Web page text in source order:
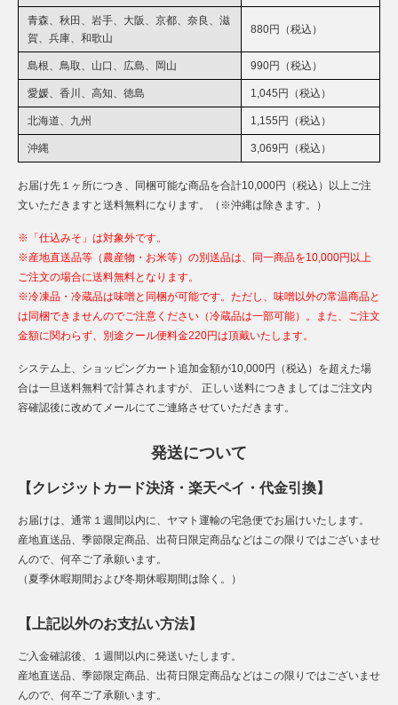
青森、秋田、岩手、大阪、京都、奈良、滋
賀、兵庫、和歌山
880円（税込）
島根、鳥取、山口、広島、岡山 990円（税込）
愛媛、香川、高知、徳島 1,045円（税込）
北海道、九州 1,155円（税込）
沖縄 3,069円（税込）
お届け先１ヶ所につき、同梱可能な商品を合計10,000円（税込）以上ご注
文いただきますと送料無料になります。（※沖縄は除きます。）
※「仕込みそ」は対象外です。
※産地直送品等（農産物・お米等）の別送品は、同一商品を10,000円以上
ご注文の場合に送料無料となります。
※冷凍品・冷蔵品は味噌と同梱が可能です。ただし、味噌以外の常温商品と
は同梱できませんのでご注意ください（冷蔵品は一部可能）。また、ご注文
金額に関わらず、別途クール便料金220円は頂戴いたします。
システム上、ショッピングカート追加金額が10,000円（税込）を超えた場
合は一旦送料無料で計算されますが、 正しい送料につきましてはご注文内
容確認後に改めてメールにてご連絡させていただきます。
発送について
【クレジットカード決済・楽天ペイ・代金引換】
お届けは、通常１週間以内に、ヤマト運輸の宅急便でお届けいたします。
産地直送品、季節限定商品、出荷日限定商品などはこの限りではございませ
んので、何卒ご了承願います。
（夏季休暇期間および冬期休暇期間は除く。）
【上記以外のお支払い方法】
ご入金確認後、１週間以内に発送いたします。
産地直送品、季節限定商品、出荷日限定商品などはこの限りではございませ
んので、何卒ご了承願います。